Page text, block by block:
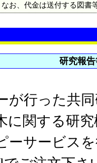
なお、代金は送付する図書
研究報
が行った共
に関する研
ーサービス